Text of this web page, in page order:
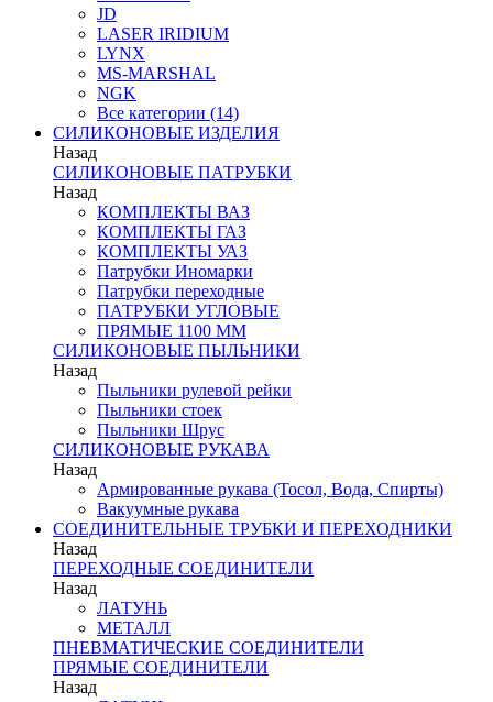
JD
LASER IRIDIUM
LYNX
MS-MARSHAL
NGK
Все категории (14)
СИЛИКОНОВЫЕ ИЗДЕЛИЯ
Назад
СИЛИКОНОВЫЕ ПАТРУБКИ
Назад
КОМПЛЕКТЫ ВАЗ
КОМПЛЕКТЫ ГАЗ
КОМПЛЕКТЫ УАЗ
Патрубки Иномарки
Патрубки переходные
ПАТРУБКИ УГЛОВЫЕ
ПРЯМЫЕ 1100 ММ
СИЛИКОНОВЫЕ ПЫЛЬНИКИ
Назад
Пыльники рулевой рейки
Пыльники стоек
Пыльники Шрус
СИЛИКОНОВЫЕ РУКАВА
Назад
Армированные рукава (Тосол, Вода, Спирты)
Вакуумные рукава
СОЕДИНИТЕЛЬНЫЕ ТРУБКИ И ПЕРЕХОДНИКИ
Назад
ПЕРЕХОДНЫЕ СОЕДИНИТЕЛИ
Назад
ЛАТУНЬ
МЕТАЛЛ
ПНЕВМАТИЧЕСКИЕ СОЕДИНИТЕЛИ
ПРЯМЫЕ СОЕДИНИТЕЛИ
Назад